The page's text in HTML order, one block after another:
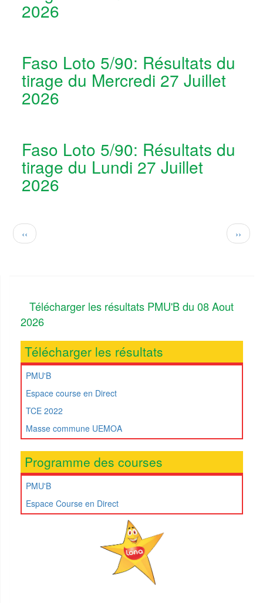
2026
Faso Loto 5/90: Résultats du
tirage du Mercredi 27 Juillet
2026
Faso Loto 5/90: Résultats du
tirage du Lundi 27 Juillet
2026
Pagination
Page
précédente
‹‹
Page
››
Télécharger les résultats PMU'B du 08 Aout
2026
Télécharger les résultats
PMU'B
Espace course en Direct
TCE 2022
Masse commune UEMOA
Programme des courses
PMU'B
Espace Course en Direct